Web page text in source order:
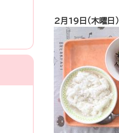
2月19日（木曜日）